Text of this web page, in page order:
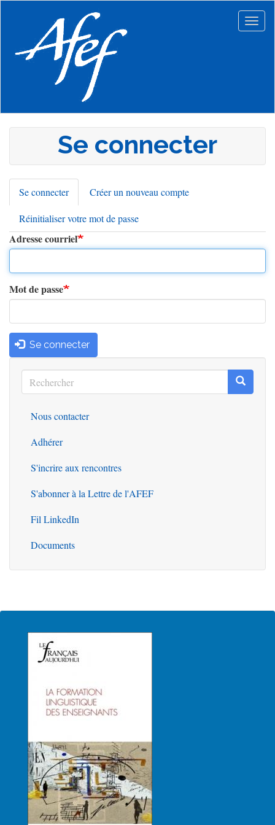
principal
Se connecter
Onglets
principaux
Se connecter(onglet
actif)
Créer un nouveau compte
Réinitialiser votre mot de passe
Adresse courriel
Mot de passe
Se connecter
Rechercher
Rechercher
Outils
Nous contacter
Adhérer
S'incrire aux rencontres
S'abonner à la Lettre de l'AFEF
Fil LinkedIn
Documents